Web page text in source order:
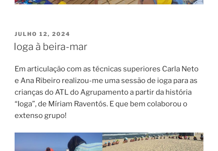
PUBLICADO
EM
JULHO 12, 2024
Ioga à beira-mar
Em articulação com as técnicas superiores Carla Neto
e Ana Ribeiro realizou-me uma sessão de ioga para as
crianças do ATL do Agrupamento a partir da história
“Ioga”, de Míriam Raventós. E que bem colaborou o
extenso grupo!